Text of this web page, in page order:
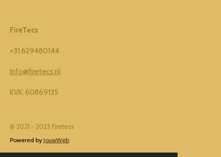
FireTecs
+31 629480144
Info@firetecs.nl
KVK: 60869135
© 2021 - 2023 Firetecs
Powered by JouwWeb